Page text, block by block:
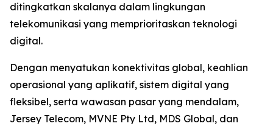
ditingkatkan skalanya dalam lingkungan
telekomunikasi yang memprioritaskan teknologi
digital.
Dengan menyatukan konektivitas global, keahlian
operasional yang aplikatif, sistem digital yang
fleksibel, serta wawasan pasar yang mendalam,
Jersey Telecom, MVNE Pty Ltd, MDS Global, dan